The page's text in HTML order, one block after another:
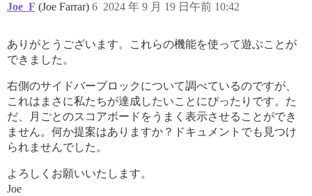
Joe_F (Joe Farrar) 2024 年 9 月 19 日午前 10:42
6
ありがとうございます。これらの機能を使って遊ぶことが
できました。
右側のサイドバーブロックについて調べているのですが、
これはまさに私たちが達成したいことにぴったりです。た
だ、月ごとのスコアボードをうまく表示させることができ
ません。何か提案はありますか？ドキュメントでも見つけ
られませんでした。
よろしくお願いいたします。
Joe